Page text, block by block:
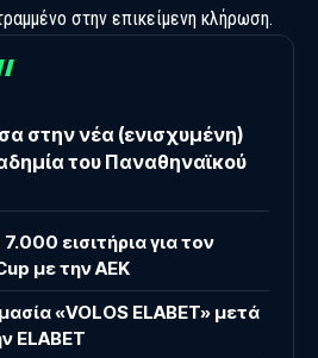
στην επικείμενη κλήρωση.
στην νέα (ενισχυμένη)
του Παναθηναϊκού
εισιτήρια για τον
με την ΑΕΚ
«VOLOS ELABET» μετά
ELABET